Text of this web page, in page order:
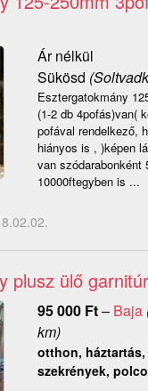
Ár nélkül
Sükösd
Esztergatokmány
(1-2 db 4pofás)van(
pofával rendelkező,
hiányos is , )képen
van szódarabonként
10000ftegyben is ...
plusz ülő
95 000 Ft– Baja
km)
otthon,
szekrények,